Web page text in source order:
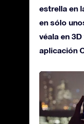
estrella en
en sólo
véala en
aplicación